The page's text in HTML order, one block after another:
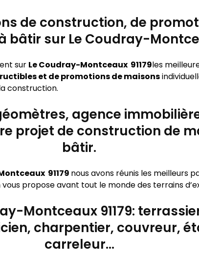
de construction, de
sur Le Coudray-
sur Le Coudray-Montceaux 91179les
et de promotions de maisons
construction.
agence
projet de construction de
bâtir.
91179 nous avons réunis les meilleurs
propose avant tout le monde des terrains
Montceaux 91179:
charpentier, couvreur,
carreleur…